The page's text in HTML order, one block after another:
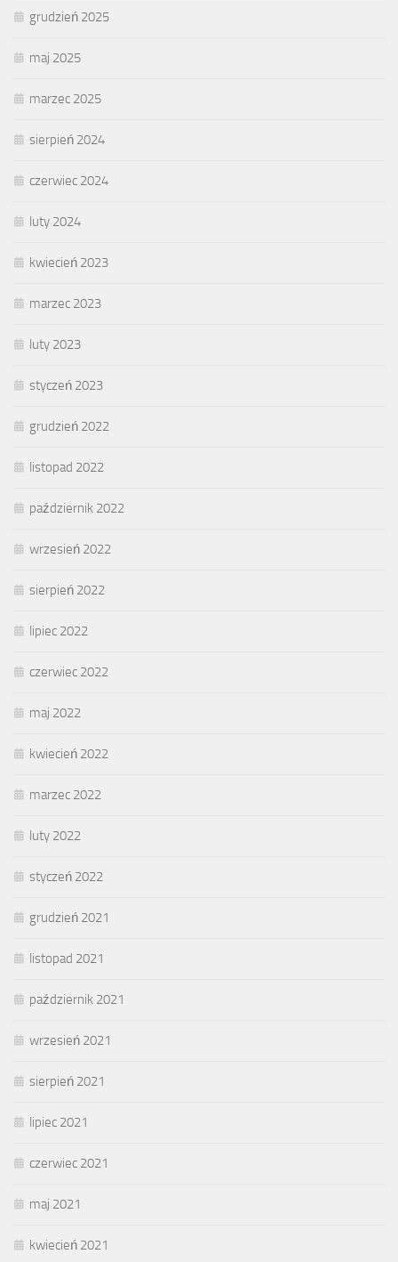
grudzień 2025
maj 2025
marzec 2025
sierpień 2024
czerwiec 2024
luty 2024
kwiecień 2023
marzec 2023
luty 2023
styczeń 2023
grudzień 2022
listopad 2022
październik 2022
wrzesień 2022
sierpień 2022
lipiec 2022
czerwiec 2022
maj 2022
kwiecień 2022
marzec 2022
luty 2022
styczeń 2022
grudzień 2021
listopad 2021
październik 2021
wrzesień 2021
sierpień 2021
lipiec 2021
czerwiec 2021
maj 2021
kwiecień 2021